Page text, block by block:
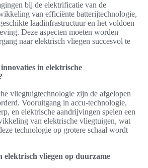
bij de elektrificatie van de
van efficiënte batterijtechnologie,
laadinfrastructuur en het voldoen
Deze aspecten moeten worden
naar elektrisch vliegen succesvol te
in elektrische
vliegtuigtechnologie zijn de afgelopen
Vooruitgang in accu-technologie,
en elektrische aandrijvingen spelen een
van elektrische vliegtuigen, wat
technologie op grotere schaal wordt
elektrisch vliegen op duurzame